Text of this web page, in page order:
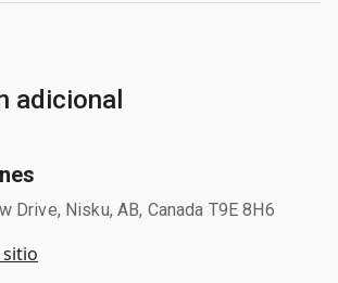
adicional
Drive, Nisku, AB, Canada T9E 8H6
sitio